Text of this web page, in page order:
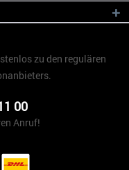
zu den regulären
00
Anruf!